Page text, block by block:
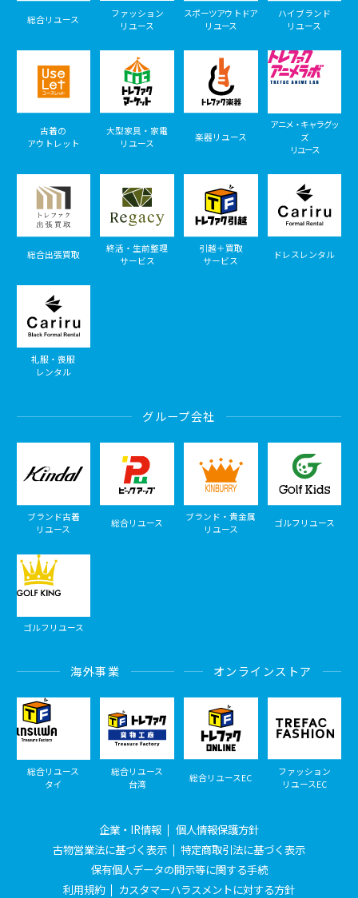
総合リユース
ファッション
リユース
スポーツアウトドア
リユース
ハイブランド
リユース
古着の
アウトレット
大型家具・家電
リユース
楽器リユース
アニメ・キャラグッ
ズ
リユース
総合出張買取
終活・生前整理
サービス
引越＋買取
サービス
ドレスレンタル
礼服・喪服
レンタル
グループ会社
ブランド古着
リユース
総合リユース
ブランド・貴金属
リユース
ゴルフリユース
ゴルフリユース
海外事業
総合リユース
タイ
総合リユース
台湾
オンラインストア
総合リユースEC
ファッション
リユースEC
企業・IR情報
個人情報保護方針
古物営業法に基づく表示
特定商取引法に基づく表示
保有個人データの開示等に関する手続
利用規約
カスタマーハラスメントに対する方針